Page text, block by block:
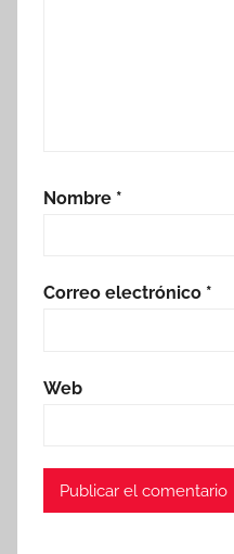
Nombre *
Correo electrónico *
Web